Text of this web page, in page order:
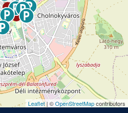
Leaflet| ©OpenStreetMapcontributors